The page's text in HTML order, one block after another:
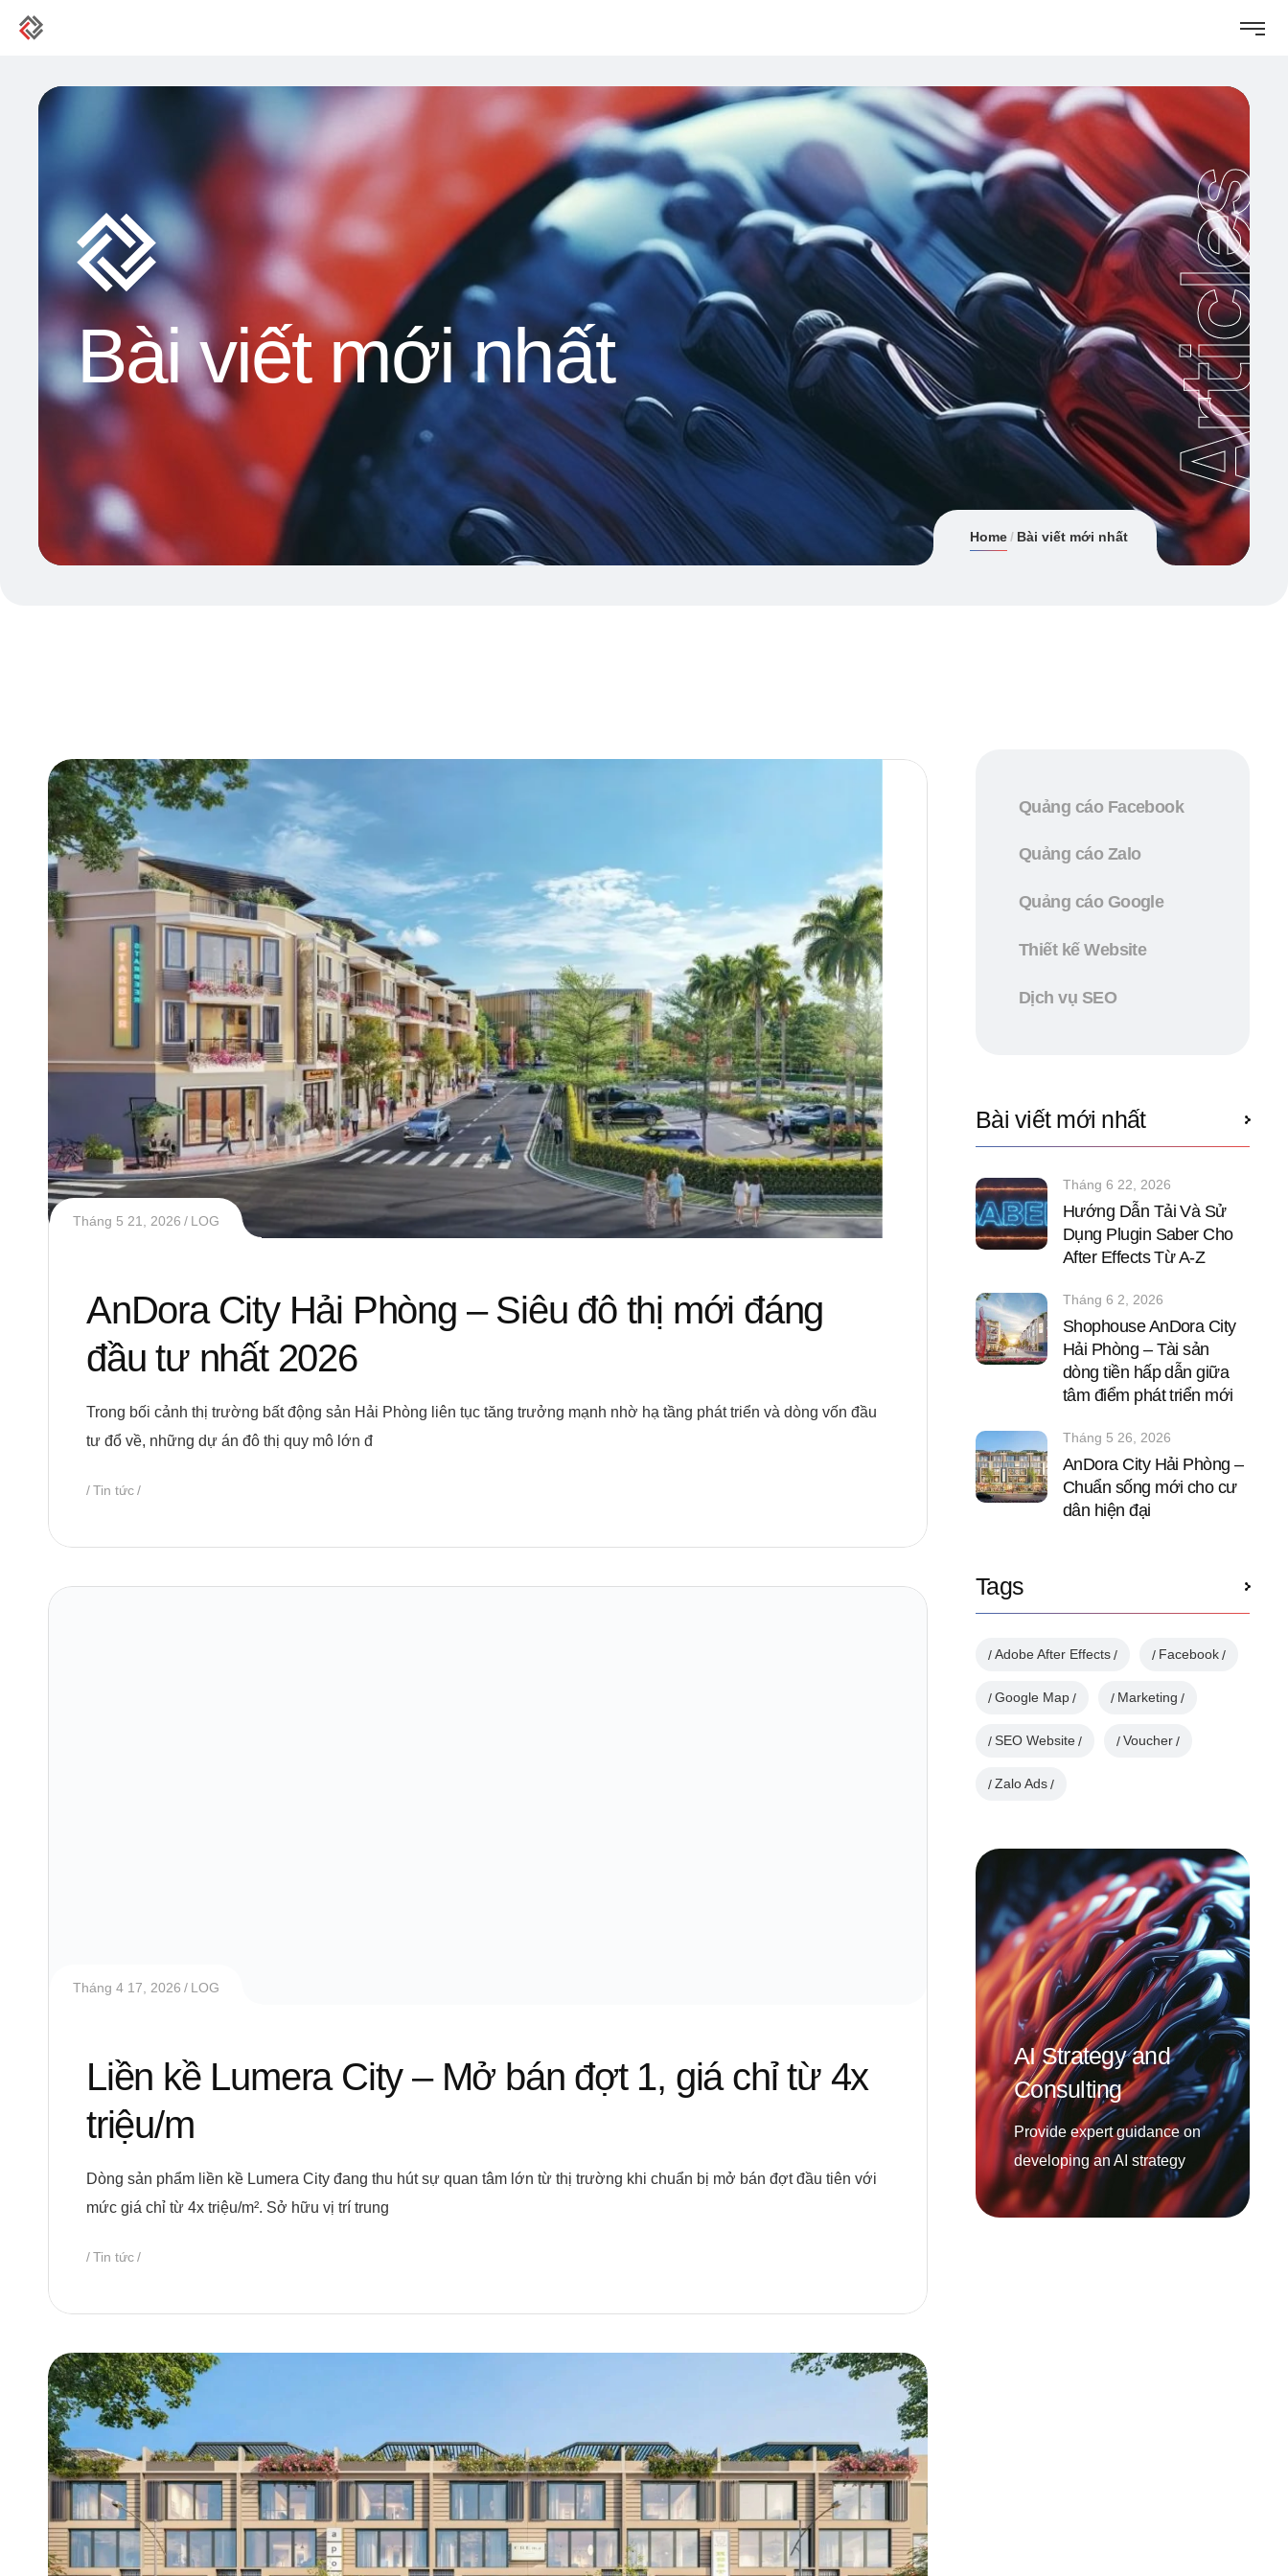
Bài viết mới nhất Articles
Home Bài viết mới nhất
Tháng 5 21, 2026 LOG
AnDora City Hải Phòng – Siêu đô thị mới đáng
đầu tư nhất 2026
Trong bối cảnh thị trường bất động sản Hải Phòng liên tục tăng trưởng mạnh nhờ hạ tầng phát triển và dòng vốn đầu
tư đổ về, những dự án đô thị quy mô lớn đ
Tin tức
Tháng 4 17, 2026 LOG
Liền kề Lumera City – Mở bán đợt 1, giá chỉ từ 4x
triệu/m
Dòng sản phẩm liền kề Lumera City đang thu hút sự quan tâm lớn từ thị trường khi chuẩn bị mở bán đợt đầu tiên với
mức giá chỉ từ 4x triệu/m². Sở hữu vị trí trung
Tin tức
Quảng cáo Facebook
Quảng cáo Zalo
Quảng cáo Google
Thiết kế Website
Dịch vụ SEO
Bài viết mới nhất
Hướng Dẫn Tải Và Sử
Dụng Plugin Saber Cho
After Effects Từ A-Z
Tháng 6 22, 2026
Shophouse AnDora City
Hải Phòng – Tài sản
dòng tiền hấp dẫn giữa
tâm điểm phát triển mới
Tháng 6 2, 2026
AnDora City Hải Phòng –
Chuẩn sống mới cho cư
dân hiện đại
Tháng 5 26, 2026
Tags
Adobe After Effects Facebook
Google Map Marketing
SEO Website Voucher
Zalo Ads
AI Strategy and
Consulting
Provide expert guidance on
developing an AI strategy